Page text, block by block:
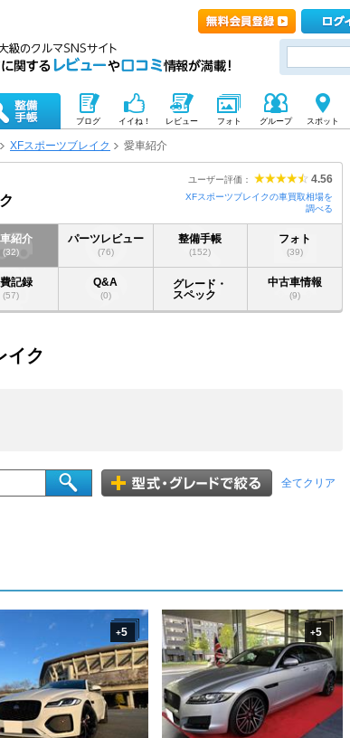
ブログ イイね！ レビュー フォト グループ スポット
XFスポーツブレイク 愛車紹介
ユーザー評価： 4.56
XFスポーツブレイクの車買取相場を
調べる
紹介
(32)
パーツレビュー
(76)
整備手帳
(152)
フォト
(39)
記録
(57)
Q&A
(0)
グレード・
スペック
中古車情報
(9)
イク
全てクリア
+5 +5